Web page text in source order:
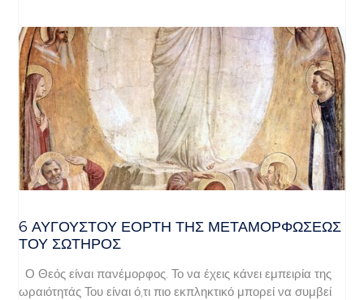
6 ΑΥΓΟΥΣΤΟΥ ΕΟΡΤΗ ΤΗΣ ΜΕΤΑΜΟΡΦΩΣΕΩΣ
ΤΟΥ ΣΩΤΗΡΟΣ
Ο Θεός είναι πανέμορφος. Το να έχεις κάνει εμπειρία της
ωραιότητάς Του είναι ό,τι πιο εκπληκτικό μπορεί να συμβεί